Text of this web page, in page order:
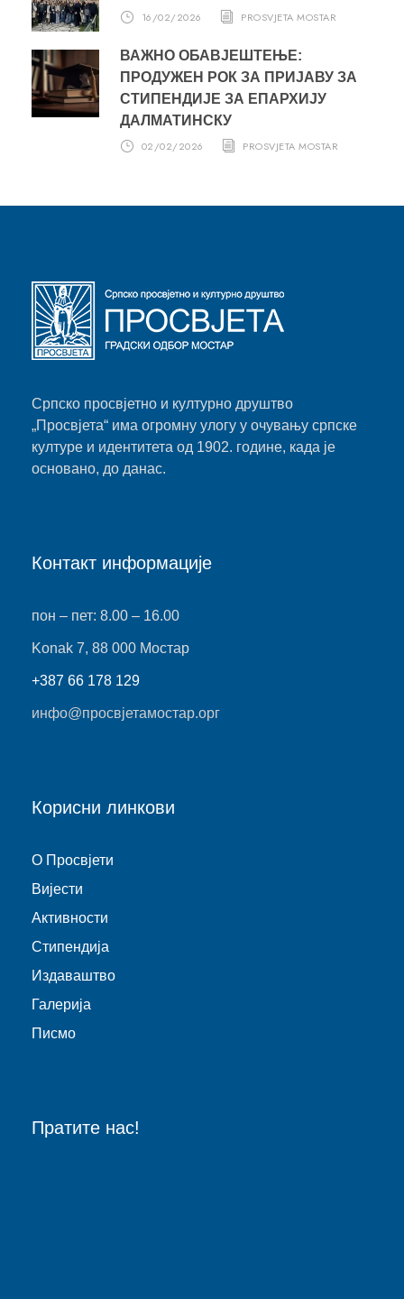
16/02/2026 PROSVJETA MOSTAR
ВАЖНО ОБАВЈЕШТЕЊЕ:
ПРОДУЖЕН РОК ЗА ПРИЈАВУ ЗА
СТИПЕНДИЈЕ ЗА ЕПАРХИЈУ
ДАЛМАТИНСКУ
02/02/2026 PROSVJETA MOSTAR
Српско просвјетно и културно друштво
„Просвјета“ има огромну улогу у очувању српске
културе и идентитета од 1902. године, када је
основано, до данас.
Контакт информације
пон – пет: 8.00 – 16.00
Konak 7, 88 000 Мостар
+387 66 178 129
инфо@просвјетамостар.орг
Корисни линкови
O Просвјети
Виjести
Активности
Стипендија
Издаваштво
Галерија
Писмо
Пратите нас!